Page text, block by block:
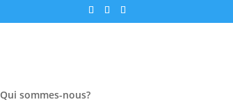
Qui sommes-nous?